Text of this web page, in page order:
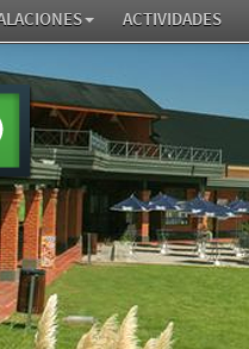
ACTIVIDADES